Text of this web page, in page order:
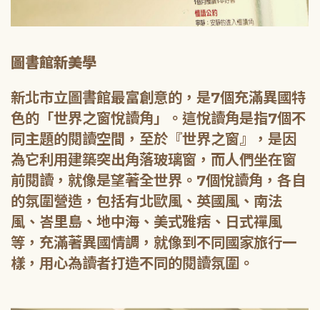
圖書館新美學
新北市立圖書館最富創意的，是7個充滿異國特
色的「世界之窗悅讀角」。這悅讀角是指7個不
同主題的閱讀空間，至於『世界之窗』，是因
為它利用建築突出角落玻璃窗，而人們坐在窗
前閱讀，就像是望著全世界。7個悅讀角，各自
的氛圍營造，包括有北歐風、英國風、南法
風、峇里島、地中海、美式雅痞、日式禪風
等，充滿著異國情調，就像到不同國家旅行一
樣，用心為讀者打造不同的閱讀氛圍。